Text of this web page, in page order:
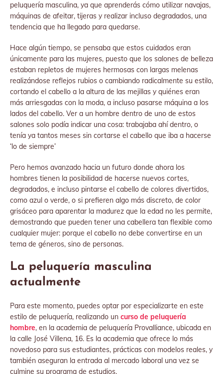
peluquería masculina, ya que aprenderás cómo utilizar navajas,
máquinas de afeitar, tijeras y realizar incluso degradados, una
tendencia que ha llegado para quedarse.
Hace algún tiempo, se pensaba que estos cuidados eran
únicamente para las mujeres, puesto que los salones de belleza
estaban repletos de mujeres hermosas con largas melenas
realizándose reflejos rubios o cambiando radicalmente su estilo,
cortando el cabello a la altura de las mejillas y quiénes eran
más arriesgadas con la moda, a incluso pasarse máquina a los
lados del cabello. Ver a un hombre dentro de uno de estos
salones solo podía indicar una cosa: trabajaba ahí dentro, o
tenía ya tantos meses sin cortarse el cabello que iba a hacerse
‘lo de siempre’
Pero hemos avanzado hacia un futuro donde ahora los
hombres tienen la posibilidad de hacerse nuevos cortes,
degradados, e incluso pintarse el cabello de colores divertidos,
como azul o verde, o si prefieren algo más discreto, de color
grisáceo para aparentar la madurez que la edad no les permite,
demostrando que pueden tener una cabellera tan flexible como
cualquier mujer: porque el cabello no debe convertirse en un
tema de géneros, sino de personas.
La peluquería masculina
actualmente
Para este momento, puedes optar por especializarte en este
estilo de peluquería, realizando un curso de peluquería
hombre, en la academia de peluquería Provalliance, ubicada en
la calle José Villena, 16. Es la academia que ofrece lo más
novedoso para sus estudiantes, prácticas con modelos reales, y
también aseguran la entrada al mercado laboral una vez se
culmine su programa de estudios.